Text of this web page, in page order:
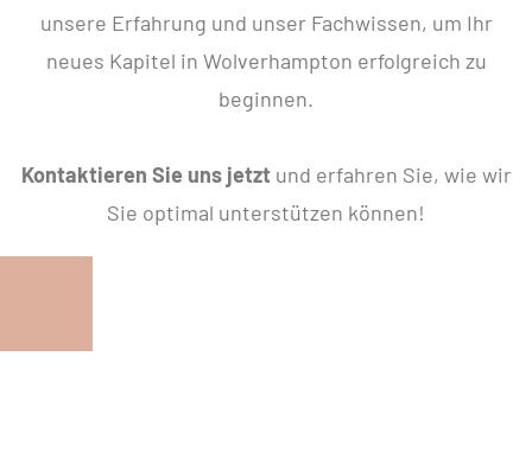
unsere Erfahrung und unser Fachwissen, um Ihr
neues Kapitel in Wolverhampton erfolgreich zu
beginnen.
Kontaktieren Sie uns jetztund erfahren Sie, wie wir
Sie optimal unterstützen können!